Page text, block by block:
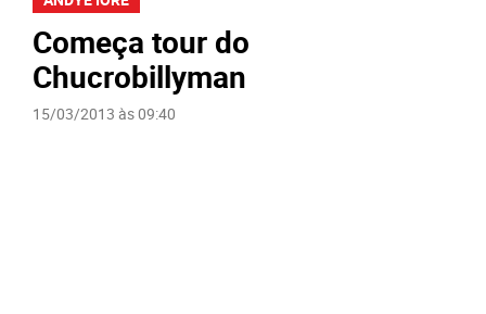
Começa tour do
Chucrobillyman
15/03/2013 às 09:40